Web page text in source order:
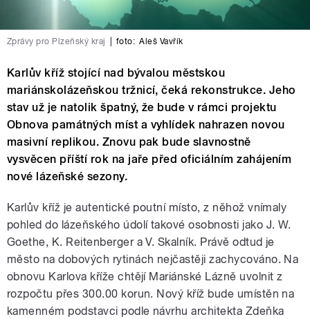
Zprávy pro Plzeňský kraj foto: Aleš Vavřík
Karlův kříž stojící nad bývalou městskou
mariánskolázeňskou tržnicí, čeká rekonstrukce. Jeho
stav už je natolik špatný, že bude v rámci projektu
Obnova památných míst a vyhlídek nahrazen novou
masivní replikou. Znovu pak bude slavnostně
vysvěcen příští rok na jaře před oficiálním zahájením
nové lázeňské sezony.
Karlův kříž je autentické poutní místo, z něhož vnímaly
pohled do lázeňského údolí takové osobnosti jako J. W.
Goethe, K. Reitenberger a V. Skalník. Právě odtud je
město na dobových rytinách nejčastěji zachycováno. Na
obnovu Karlova kříže chtějí Mariánské Lázně uvolnit z
rozpočtu přes 300.00 korun. Nový kříž bude umístěn na
kamenném podstavci podle návrhu architekta Zdeňka